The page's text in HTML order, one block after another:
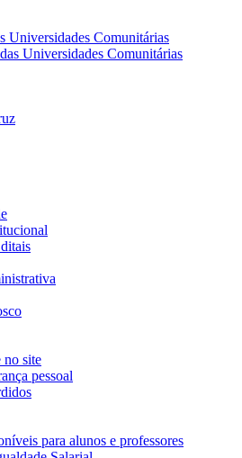
no site
pessoal
para alunos e professores